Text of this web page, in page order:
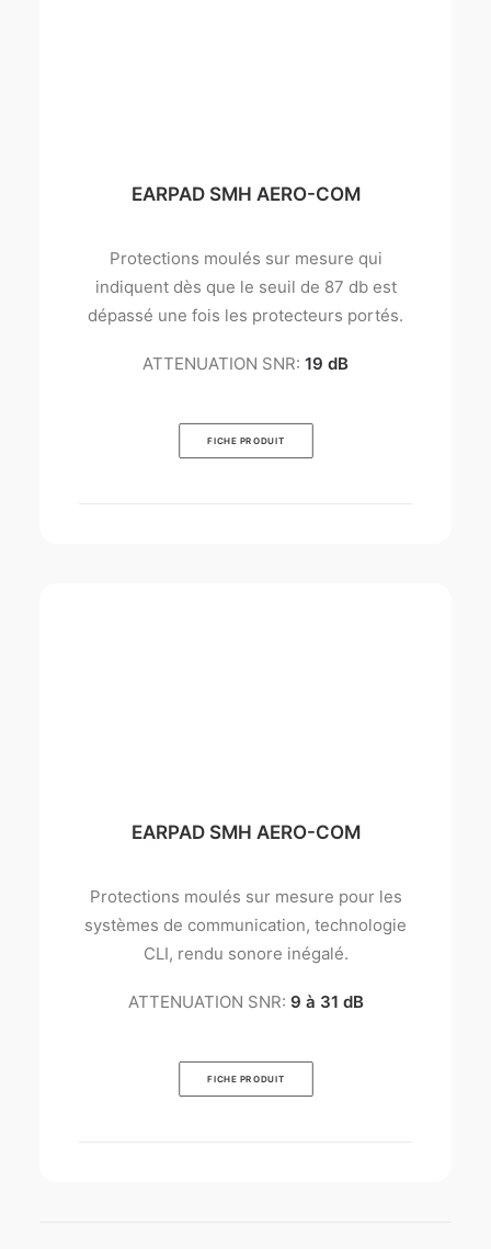
EARPAD SMH AERO-COM
Protections moulés sur mesure qui
indiquent dès que le seuil de 87 db est
dépassé une fois les protecteurs portés.
ATTENUATION SNR: 19 dB
FICHE PRODUIT
EARPAD SMH AERO-COM
Protections moulés sur mesure pour les
systèmes de communication, technologie
CLI, rendu sonore inégalé.
ATTENUATION SNR: 9 à 31 dB
FICHE PRODUIT